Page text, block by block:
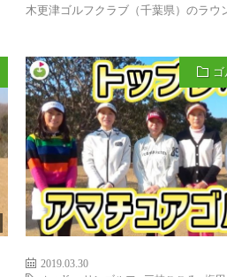
木更津ゴルフクラブ（千葉県）のラウ
ゴ
2019.03.30